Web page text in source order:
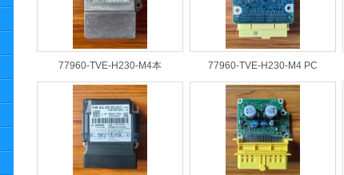
77960-TVE-H230-M4本 77960-TVE-H230-M4 PC